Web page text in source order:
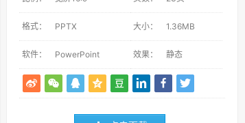
格式： PPTX 大小： 1.36MB
软件： PowerPoint 效果： 静态